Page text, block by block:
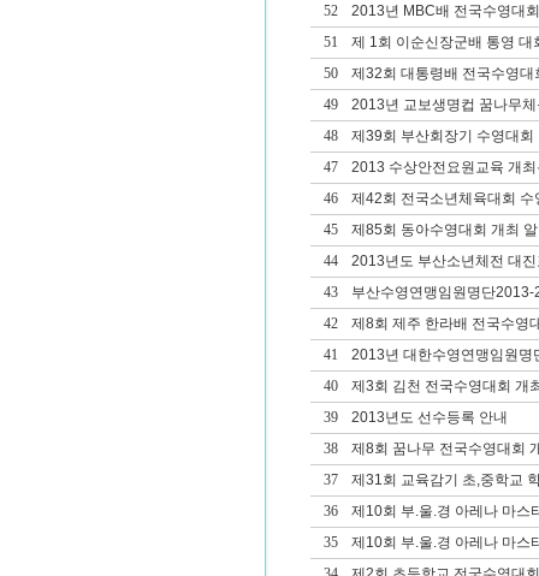
52
2013년 MBC배 전국수영대
51
제 1회 이순신장군배 통영 대
50
제32회 대통령배 전국수영대
49
2013년 교보생명컵 꿈나무
48
제39회 부산회장기 수영대
47
2013 수상안전요원교육 개최
46
제42회 전국소년체육대회 수
45
제85회 동아수영대회 개최
44
2013년도 부산소년체전 대진
43
부산수영연맹임원명단2013-
42
제8회 제주 한라배 전국수영
41
2013년 대한수영연맹임원명
40
제3회 김천 전국수영대회 개
39
2013년도 선수등록 안내
38
제8회 꿈나무 전국수영대회
37
제31회 교육감기 초,중학교
36
제10회 부.울.경 아레나 마스
35
제10회 부.울.경 아레나 마스